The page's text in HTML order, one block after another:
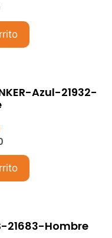
Azul-21932-
21683-Hombre